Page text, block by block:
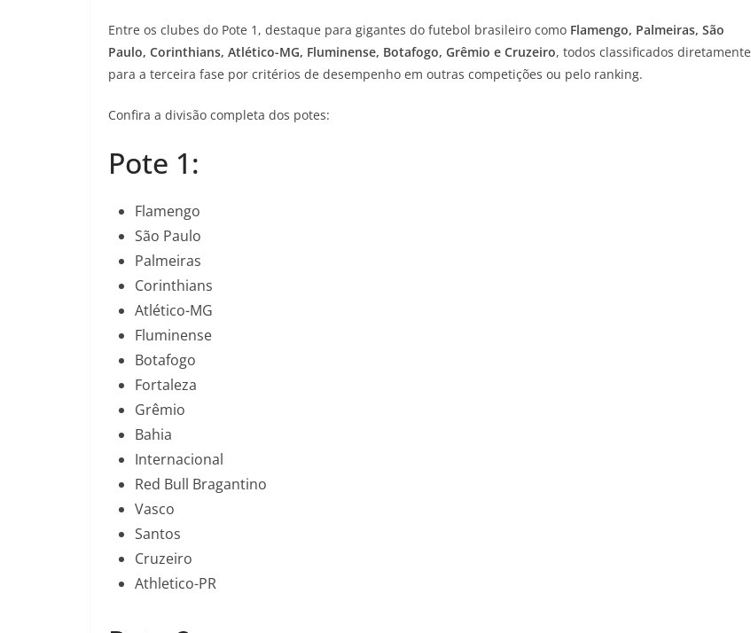
Entre os clubes do Pote 1, destaque para gigantes do futebol brasileiro como Flamengo, Palmeiras, São
Paulo, Corinthians, Atlético-MG, Fluminense, Botafogo, Grêmio e Cruzeiro, todos classificados diretamente
para a terceira fase por critérios de desempenho em outras competições ou pelo ranking.
Confira a divisão completa dos potes:
Pote 1:
Flamengo
São Paulo
Palmeiras
Corinthians
Atlético-MG
Fluminense
Botafogo
Fortaleza
Grêmio
Bahia
Internacional
Red Bull Bragantino
Vasco
Santos
Cruzeiro
Athletico-PR